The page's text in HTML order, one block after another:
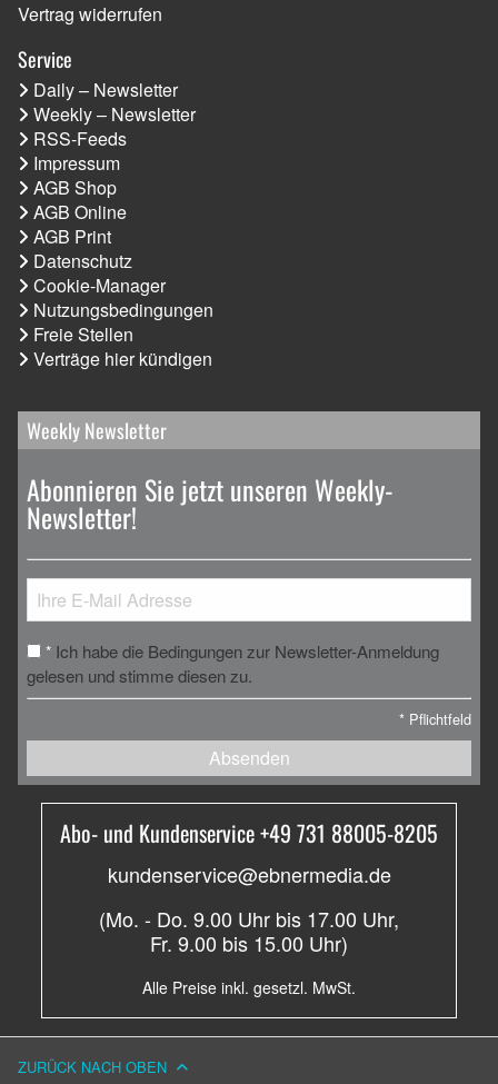
Vertrag widerrufen
Service
Daily – Newsletter
Weekly – Newsletter
RSS-Feeds
Impressum
AGB Shop
AGB Online
AGB Print
Datenschutz
Cookie-Manager
Nutzungsbedingungen
Freie Stellen
Verträge hier kündigen
Weekly Newsletter
Abonnieren Sie jetzt unseren Weekly-
Newsletter!
* Ich habe die Bedingungen zur Newsletter-Anmeldung
gelesen und stimme diesen zu.
* Pflichtfeld
Absenden
Abo- und Kundenservice +49 731 88005-8205
kundenservice@ebnermedia.de
(Mo. - Do. 9.00 Uhr bis 17.00 Uhr,
Fr. 9.00 bis 15.00 Uhr)
Alle Preise inkl. gesetzl. MwSt.
ZURÜCK NACH OBEN